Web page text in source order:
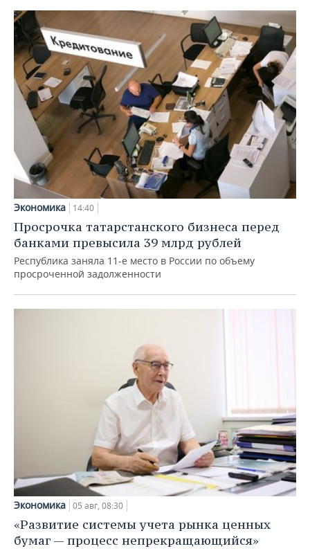
Экономика 14:40
Просрочка татарстанского бизнеса перед
банками превысила 39 млрд рублей
Республика заняла 11-е место в России по объему
просроченной задолженности
Экономика 05 авг, 08:30
«Развитие системы учета рынка ценных
бумаг — процесс непрекращающийся»